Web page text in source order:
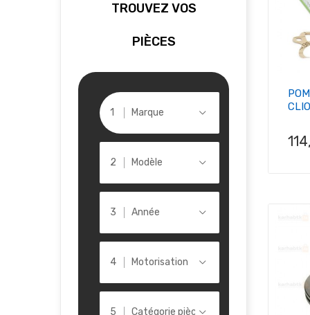
TROUVEZ VOS
PIÈCES
Marque
Modèle
Année
Motorisation
Catégorie pièce
Prix